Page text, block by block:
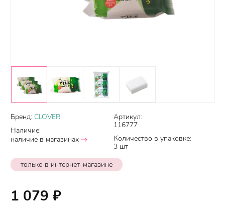
Бренд: CLOVER
Наличие:
наличие в магазинах
Артикул:
116777
Количество в упаковке:
3 шт
только в интернет-магазине
1 079 ₽